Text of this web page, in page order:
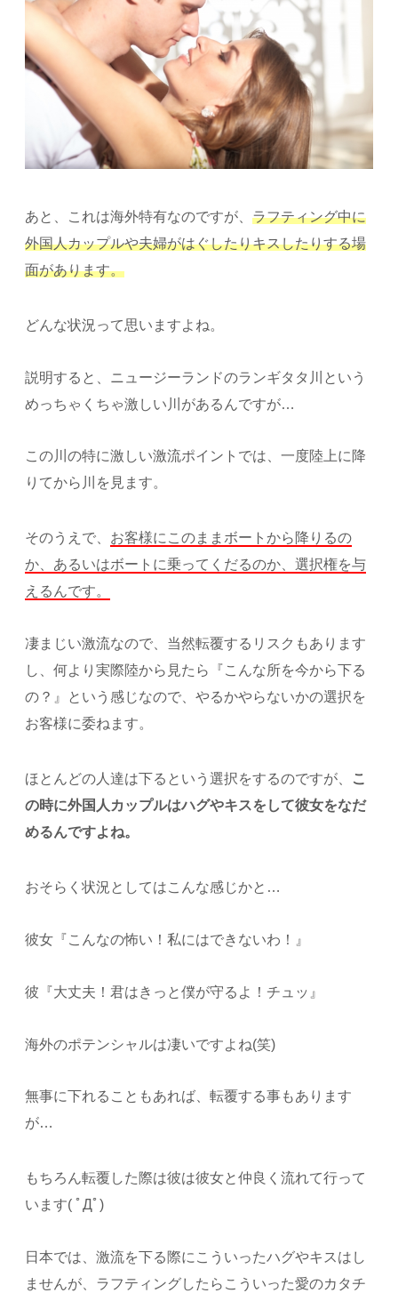
あと、これは海外特有なのですが、ラフティング中に
外国人カップルや夫婦がはぐしたりキスしたりする場
面があります。
どんな状況って思いますよね。
説明すると、ニュージーランドのランギタタ川という
めっちゃくちゃ激しい川があるんですが…
この川の特に激しい激流ポイントでは、一度陸上に降
りてから川を見ます。
そのうえで、 お客様にこのままボートから降りるの
か、あるいはボートに乗ってくだるのか、選択権を与
えるんです。
凄まじい激流なので、当然転覆するリスクもあります
し、何より実際陸から見たら『こんな所を今から下る
の？』という感じなので、やるかやらないかの選択を
お客様に委ねます。
ほとんどの人達は下るという選択をするのですが、 こ
の時に外国人カップルはハグやキスをして彼女をなだ
めるんですよね。
おそらく状況としてはこんな感じかと…
彼女『こんなの怖い！私にはできないわ！』
彼『大丈夫！君はきっと僕が守るよ！チュッ』
海外のポテンシャルは凄いですよね(笑)
無事に下れることもあれば、転覆する事もあります
が…
もちろん転覆した際は彼は彼女と仲良く流れて行って
います( ﾟДﾟ)
日本では、激流を下る際にこういったハグやキスはし
ませんが、ラフティングしたらこういった愛のカタチ